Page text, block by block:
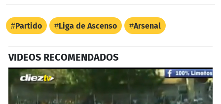
Partido Liga de Ascenso Arsenal
VIDEOS RECOMENDADOS